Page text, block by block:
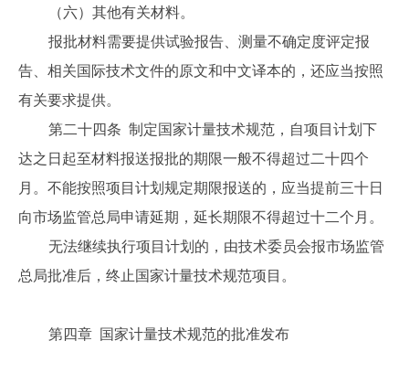
（六）其他有关材料。
报批材料需要提供试验报告、测量不确定度评定报
告、相关国际技术文件的原文和中文译本的，还应当按照
有关要求提供。
第二十四条 制定国家计量技术规范，自项目计划下
达之日起至材料报送报批的期限一般不得超过二十四个
月。不能按照项目计划规定期限报送的，应当提前三十日
向市场监管总局申请延期，延长期限不得超过十二个月。
无法继续执行项目计划的，由技术委员会报市场监管
总局批准后，终止国家计量技术规范项目。
第四章 国家计量技术规范的批准发布